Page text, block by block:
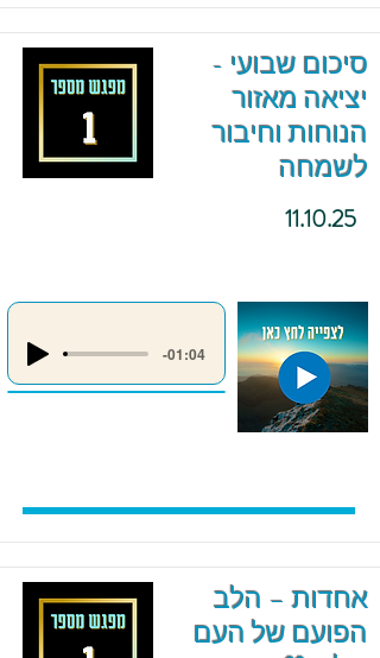
סיכום שבועי -
יציאה מאזור
הנוחות וחיבור
לשמחה
11.10.25
-01:04
אחדות – הלב
הפועם של העם